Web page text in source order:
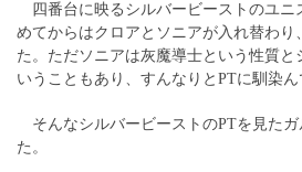
四番台に映るシルバービーストのユニ
めてからはクロアとソニアが入れ替わり
た。ただソニアは灰魔導士という性質と
いうこともあり、すんなりとPTに馴染ん
そんなシルバービーストのPTを見たガ
た。